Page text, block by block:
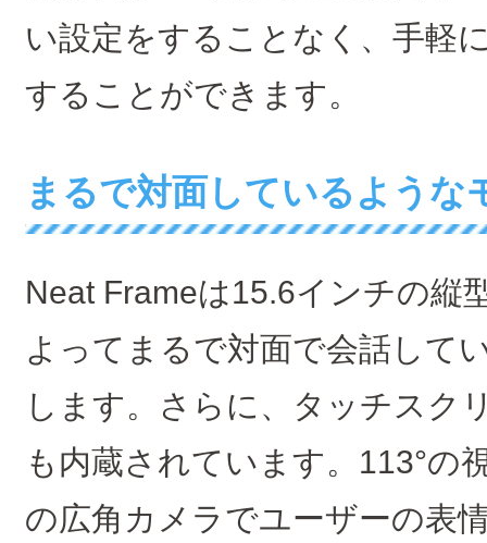
い設定をすることなく、手軽
することができます。
まるで対面しているような
Neat Frameは15.6インチの縦
よってまるで対面で会話して
します。さらに、タッチスク
も内蔵されています。113°の
の広角カメラでユーザーの表